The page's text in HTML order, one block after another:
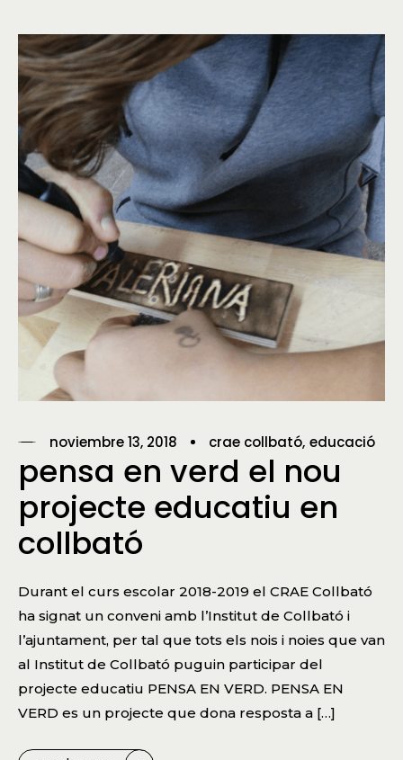
noviembre 13, 2018 crae collbató educació
pensa en verd el nou
projecte educatiu en
collbató
Durant el curs escolar 2018-2019 el CRAE Collbató
ha signat un conveni amb l’Institut de Collbató i
l’ajuntament, per tal que tots els nois i noies que van
al Institut de Collbató puguin participar del
projecte educatiu PENSA EN VERD. PENSA EN
VERD es un projecte que dona resposta a […]